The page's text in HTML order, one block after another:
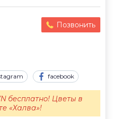
Позвонить
facebook
бесплатно! Цветы в
«Халва»!